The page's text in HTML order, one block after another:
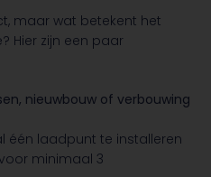
maar wat betekent het
Hier zijn een paar
nieuwbouw of verbouwing
één laadpunt te installeren
minimaal 3